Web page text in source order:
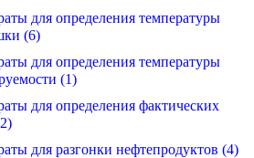
для определения температуры
(6)
для определения температуры
(1)
для определения фактических
для разгонки нефтепродуктов (4)